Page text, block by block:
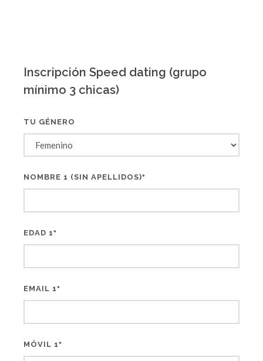
Inscripción Speed dating (grupo
mínimo 3 chicas)
TU GÉNERO
NOMBRE 1 (SIN APELLIDOS)*
EDAD 1*
EMAIL 1*
MÓVIL 1*